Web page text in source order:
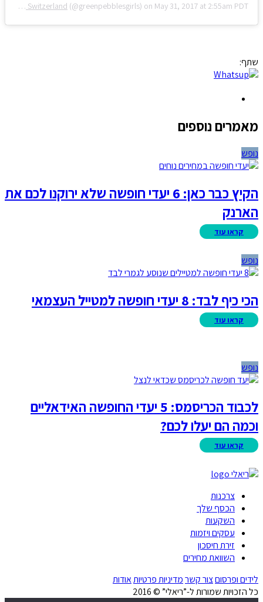
Green Pebbles Switzerland (@greenpebblesgirls) on May 31, 2017 at 2:55am PDT
שתף:
מאמרים נוספים
נופש
הקיץ כבר כאן: 6 יעדי חופשה שלא ירוקנו לכם את
הארנק
נופש
הכי כיף לבד: 8 יעדי חופשה למטייל העצמאי
נופש
לכבוד הכריסמס: 5 יעדי החופשה האידאליים
וכמה הם יעלו לכם?
צרכנות
הכסף שלך
השקעות
עסקים ויזמות
זירת חיסכון
השוואת מחירים
לידים ופרסוםצור קשרמדיניות פרטיותאודות
כל הזכויות שמורות ל-”ריאלי” © 2016